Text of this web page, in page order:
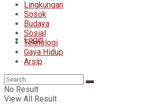
Login
Lingkungan
Sosok
Budaya
Sosial
Teknologi
Gaya Hidup
Arsip
No Result
View All Result